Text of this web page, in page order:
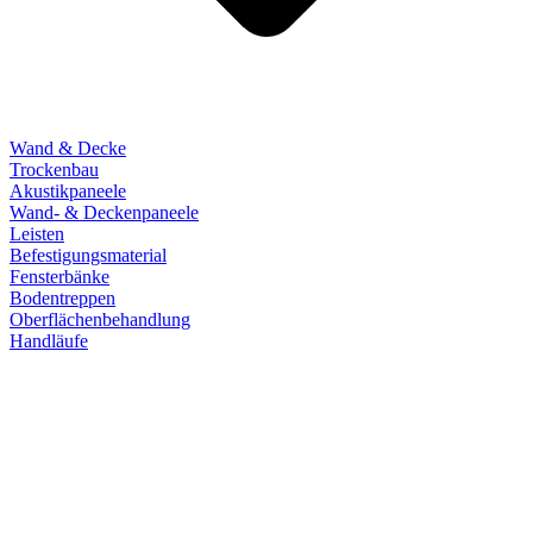
Wand & Decke
Trockenbau
Akustikpaneele
Wand- & Deckenpaneele
Leisten
Befestigungsmaterial
Fensterbänke
Bodentreppen
Oberflächenbehandlung
Handläufe